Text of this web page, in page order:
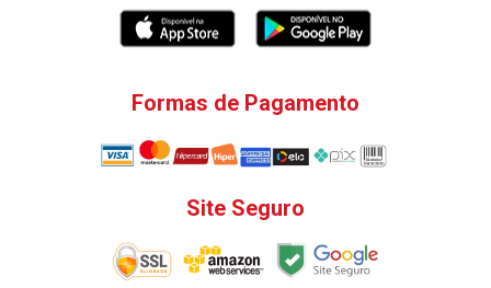
Formas de Pagamento
Site Seguro